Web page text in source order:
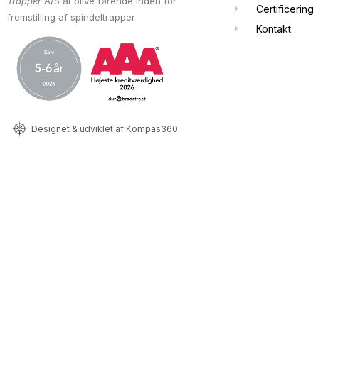
fremstilling af spindeltrapper
Designet & udviklet af Kompas360
Certificering
Kontakt